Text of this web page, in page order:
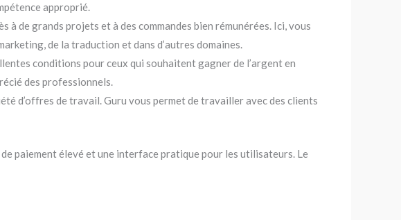
approprié.
de grands projets et à des commandes bien rémunérées. Ici, vous
de la traduction et dans d’autres domaines.
conditions pour ceux qui souhaitent gagner de l’argent en
des professionnels.
d’offres de travail. Guru vous permet de travailler avec des clients
paiement élevé et une interface pratique pour les utilisateurs. Le